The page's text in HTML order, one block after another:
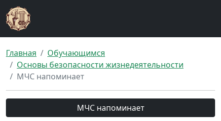
Главная
Обучающимся
Основы безопасности жизнедеятельности
МЧС напоминает
МЧС напоминает